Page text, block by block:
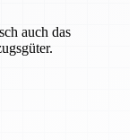
auch das